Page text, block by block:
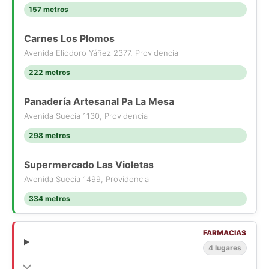
157 metros
Carnes Los Plomos
Avenida Eliodoro Yáñez 2377, Providencia
222 metros
Panadería Artesanal Pa La Mesa
Avenida Suecia 1130, Providencia
298 metros
Supermercado Las Violetas
Avenida Suecia 1499, Providencia
334 metros
FARMACIAS
4 lugares